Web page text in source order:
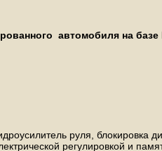
автомобиля на базе
руля,
регулировкой и